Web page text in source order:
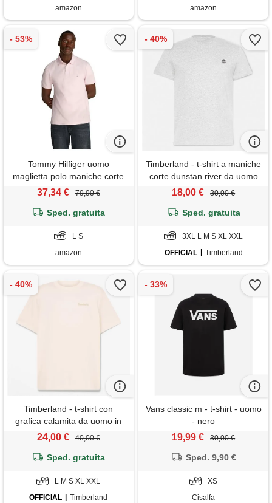
amazon amazon
Tommy Hilfiger uomo
maglietta polo maniche corte
1985 regular fit, rosa (light
37,34 € 79,90 €
Sped. gratuita
L S
amazon
Timberland - t-shirt a maniche
corte dunstan river da uomo
in grigio, uomo, grigio, taglia:
18,00 € 30,00 €
Sped. gratuita
3XL L M S XL XXL
OFFICIAL
Timberland
Timberland - t-shirt con
grafica calamita da uomo in
bianco, uomo, bianco, taglia: l
24,00 € 40,00 €
Sped. gratuita
L M S XL XXL
OFFICIAL
Timberland
Vans classic m - t-shirt - uomo
- nero
19,99 € 30,00 €
Sped. 9,90 €
XS
Cisalfa